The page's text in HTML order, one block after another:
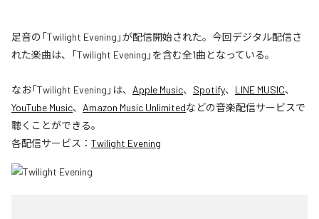
足音の「Twilight Evening」が配信開始された。今回デジタル配信さ
れた楽曲は、「Twilight Evening」を含む全1曲となっている。
なお「Twilight Evening 」は、 Apple Music、 Spotify、 LINE MUSIC、
YouTube Music、 Amazon Music Unlimitedなどの音楽配信サービスで
聴くことができる。
各配信サービス： Twilight Evening